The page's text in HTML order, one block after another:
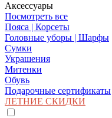
Аксессуары
Посмотреть все
Пояса | Корсеты
Головные уборы | Шарфы
Сумки
Украшения
Митенки
Обувь
Подарочные сертификаты
ЛЕТНИЕ СКИДКИ